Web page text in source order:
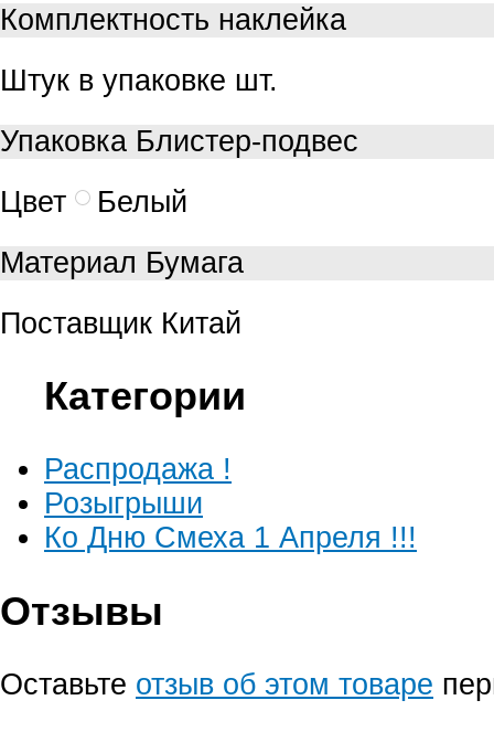
Комплектность наклейка
Штук в упаковке шт.
Упаковка Блистер-подвес
Цвет
Белый
Материал Бумага
Поставщик Китай
Категории
Распродажа !
Розыгрыши
Ко Дню Смеха 1 Апреля !!!
Отзывы
Оставьте отзыв об этом товаре